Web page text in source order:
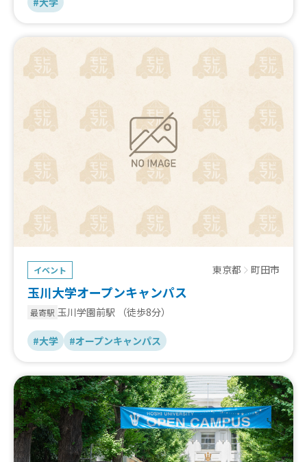
https://www.cosplaycossan.com/takadanobaba202605
イベント 東京都 町田市
玉川大学オープンキャンパス
最寄駅 玉川学園前駅 （徒歩8分）
#大学 #オープンキャンパス